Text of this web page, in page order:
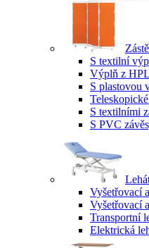
S textilní
Výplň z
S plastovou
S textilními
S PVC
Vyšetřovací
Vyšetřovací
Transportní
Elektrická